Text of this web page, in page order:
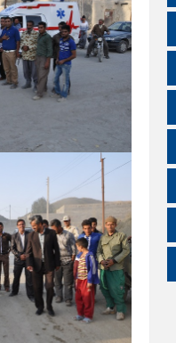
اطلاعات سایت
زبان انگلیسی
زبان عربی